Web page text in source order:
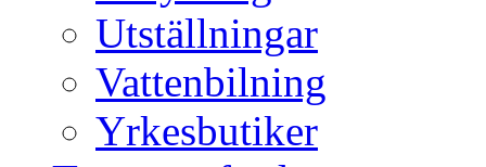
Utställningar
Vattenbilning
Yrkesbutiker